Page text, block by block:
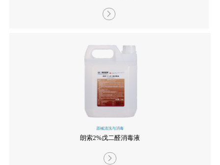
器械清洗与消毒
朗索2%戊二醛消毒液